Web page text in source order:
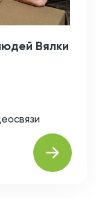
Вялки